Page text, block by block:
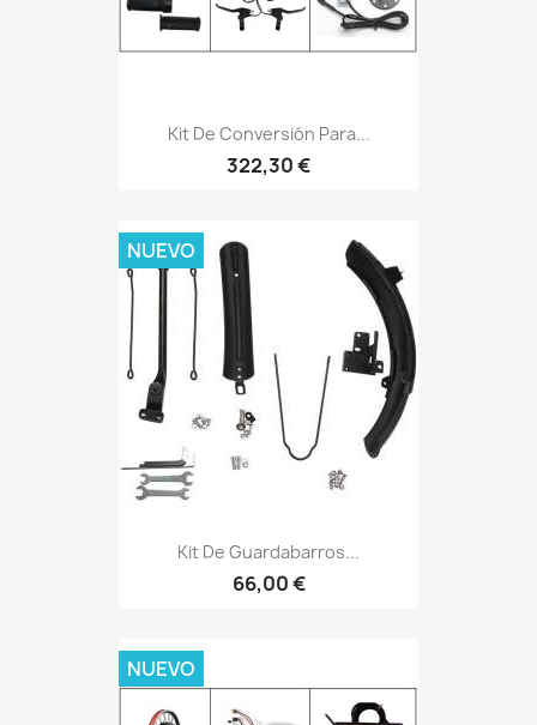
Kit De Conversión Para...
322,30 €
Kit De Guardabarros...
66,00 €
NUEVO
NUEVO